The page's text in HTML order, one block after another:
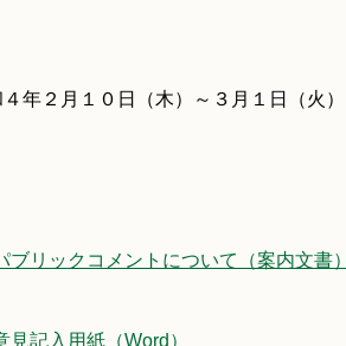
年２月１０日（木）～３月１日（火）
ブリックコメントについて（案内文書
見記入用紙（Word）